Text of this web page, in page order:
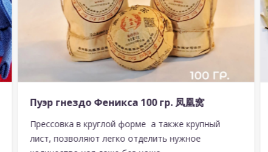
Пуэр гнездо Феникса 100 гр. 凤凰窝
Прессовка в круглой форме а также крупный
лист, позволяют легко отделить нужное